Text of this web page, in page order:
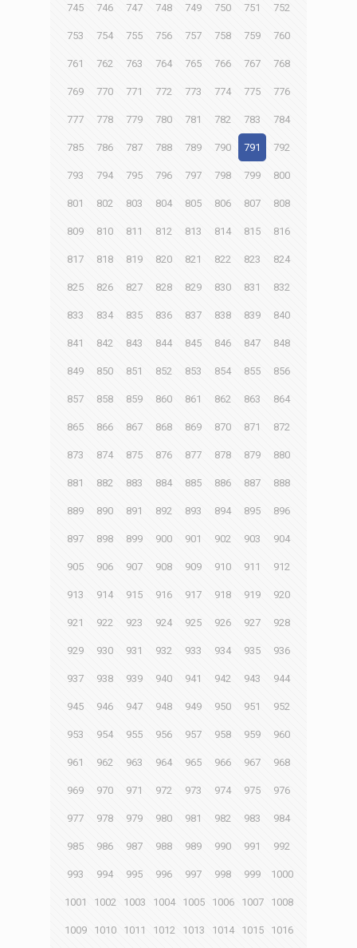
745 746 747 748 749 750 751 752
753 754 755 756 757 758 759 760
761 762 763 764 765 766 767 768
769 770 771 772 773 774 775 776
777 778 779 780 781 782 783 784
785 786 787 788 789 790 791 792
793 794 795 796 797 798 799 800
801 802 803 804 805 806 807 808
809 810 811 812 813 814 815 816
817 818 819 820 821 822 823 824
825 826 827 828 829 830 831 832
833 834 835 836 837 838 839 840
841 842 843 844 845 846 847 848
849 850 851 852 853 854 855 856
857 858 859 860 861 862 863 864
865 866 867 868 869 870 871 872
873 874 875 876 877 878 879 880
881 882 883 884 885 886 887 888
889 890 891 892 893 894 895 896
897 898 899 900 901 902 903 904
905 906 907 908 909 910 911 912
913 914 915 916 917 918 919 920
921 922 923 924 925 926 927 928
929 930 931 932 933 934 935 936
937 938 939 940 941 942 943 944
945 946 947 948 949 950 951 952
953 954 955 956 957 958 959 960
961 962 963 964 965 966 967 968
969 970 971 972 973 974 975 976
977 978 979 980 981 982 983 984
985 986 987 988 989 990 991 992
993 994 995 996 997 998 999 1000
1001 1002 1003 1004 1005 1006 1007 1008
1009 1010 1011 1012 1013 1014 1015 1016